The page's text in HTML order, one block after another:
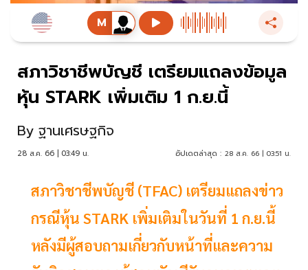
สภาวิชาชีพบัญชี เตรียมแถลงข้อมูล
หุ้น STARK เพิ่มเติม 1 ก.ย.นี้
By ฐานเศรษฐกิจ
28 ส.ค. 66 | 03:49 น. อัปเดตล่าสุด : 28 ส.ค. 66 | 03:51 น.
สภาวิชาชีพบัญชี (TFAC) เตรียมแถลงข่าว
กรณีหุ้น STARK เพิ่มเติมในวันที่ 1 ก.ย.นี้
หลังมีผู้สอบถามเกี่ยวกับหน้าที่และความ